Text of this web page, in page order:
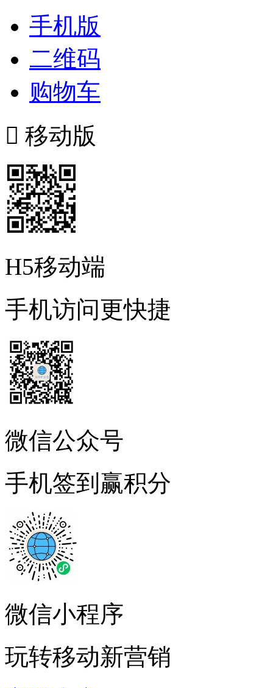
手机版
二维码
购物车
 移动版
H5移动端
手机访问更快捷
微信公众号
手机签到赢积分
微信小程序
玩转移动新营销